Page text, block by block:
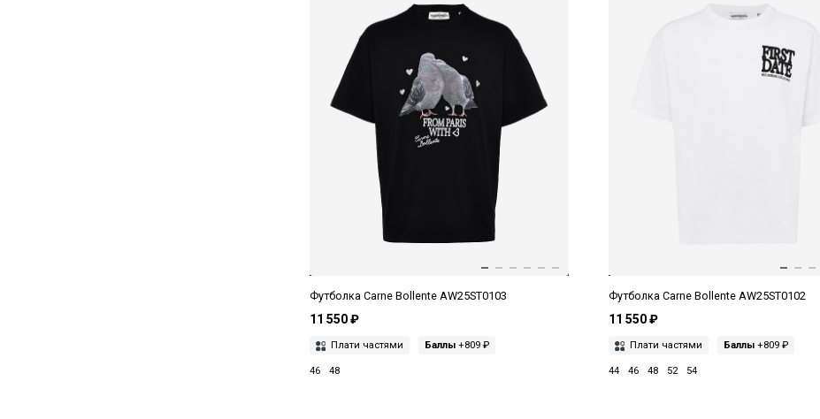
Футболка Carne Bollente AW25ST0103
11 550 ₽
Плати частями Баллы +809 ₽
46 48
Футболка Carne Bollente AW25ST0102
11 550 ₽
Плати частями Баллы +809 ₽
44 46 48 52 54